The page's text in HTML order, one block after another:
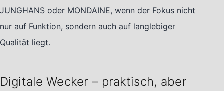
JUNGHANS oder MONDAINE, wenn der Fokus nicht
nur auf Funktion, sondern auch auf langlebiger
Qualität liegt.
Digitale Wecker – praktisch, aber